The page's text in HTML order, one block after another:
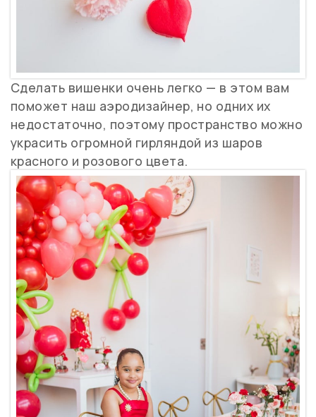
Сделать вишенки очень легко — в этом вам
поможет наш аэродизайнер, но одних их
недостаточно, поэтому пространство можно
украсить огромной гирляндой из шаров
красного и розового цвета.